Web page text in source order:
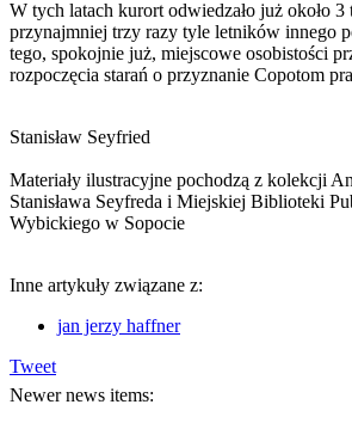
W tych latach kurort odwiedzało już około
przynajmniej trzy razy tyle letników innego
tego, spokojnie już, miejscowe osobistości
rozpoczęcia starań o przyznanie Copotom
Stanisław Seyfried
Materiały ilustracyjne pochodzą z kolekcji
Stanisława Seyfreda i Miejskiej Biblioteki
Wybickiego w Sopocie
Inne artykuły związane z:
jan jerzy haffner
Tweet
Newer news items: